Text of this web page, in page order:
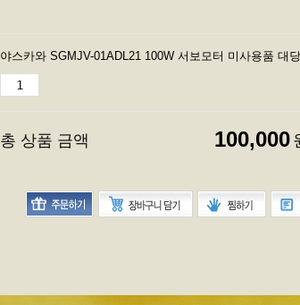
야스카와 SGMJV-01ADL21 100W 서보모터 미사용품 대
총 상품 금액 100,000